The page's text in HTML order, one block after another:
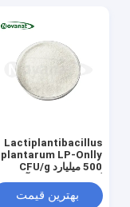
Lactiplantibacillus
plantarum LP-Onlly
500 میلیارد CFU/g
بدون گلوتن/بدون لبنیات
بهترین قیمت